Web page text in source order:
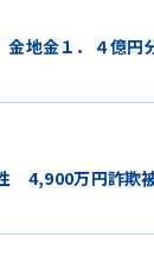
地金１．４億円
4,900万円詐欺